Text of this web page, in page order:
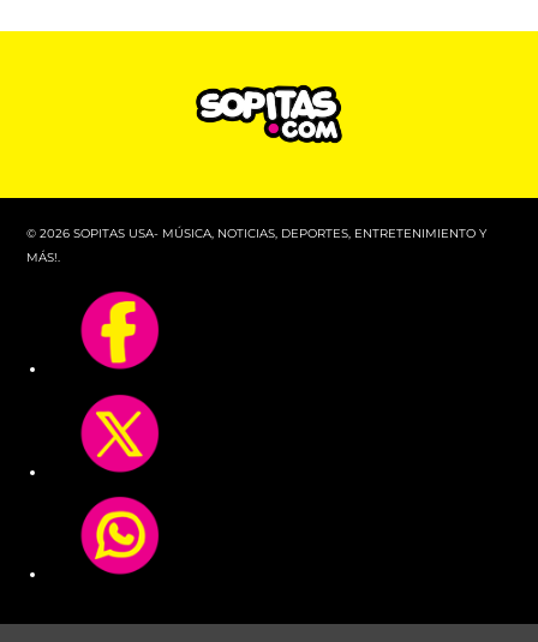
© 2026 SOPITAS USA- MÚSICA, NOTICIAS, DEPORTES, ENTRETENIMIENTO Y
MÁS!.